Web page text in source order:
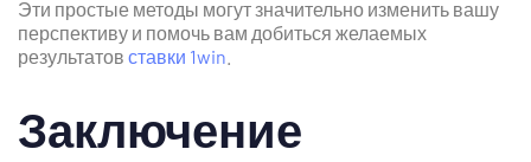
Эти простые методы могут значительно изменить вашу
перспективу и помочь вам добиться желаемых
результатов ставки 1win
Заключение